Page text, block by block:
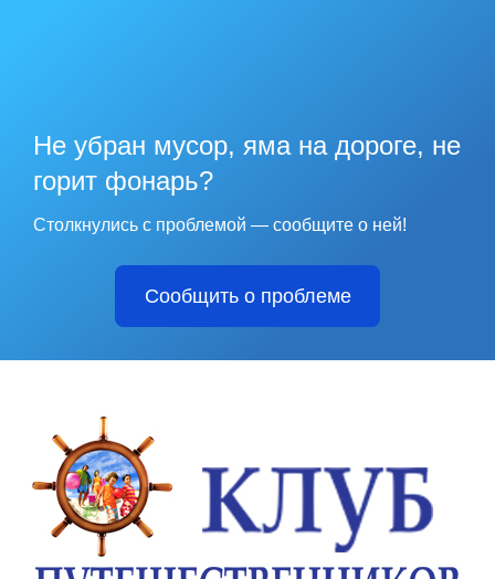
Не убран мусор, яма на дороге, не
горит фонарь?
Столкнулись с проблемой — сообщите о ней!
Сообщить о проблеме